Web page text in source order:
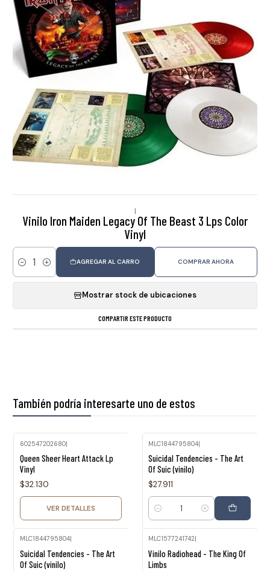
|
Vinilo Iron Maiden Legacy Of The Beast 3 Lps Color
Vinyl
Cantidad
AGREGAR AL CARRO COMPRAR AHORA
Mostrar stock de ubicaciones
COMPARTIR ESTE PRODUCTO
También podría interesarte uno de estos
602547202680|
Queen Sheer Heart Attack Lp
Vinyl
$32.130
VER DETALLES
MLC1844795804|
Suicidal Tendencies - The Art
Of Suic (vinilo)
$27.911
Cantidad
MLC1844795804|
Suicidal Tendencies - The Art
Of Suic (vinilo)
MLC1577241742
Vinilo Radiohead - The King Of
Limbs